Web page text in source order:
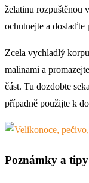
želatinu rozpuštěnou
ochutnejte a doslaďte
Zcela vychladlý
malinami a
část. Tu dozdobte
případně použijte k
Poznámky a tipy